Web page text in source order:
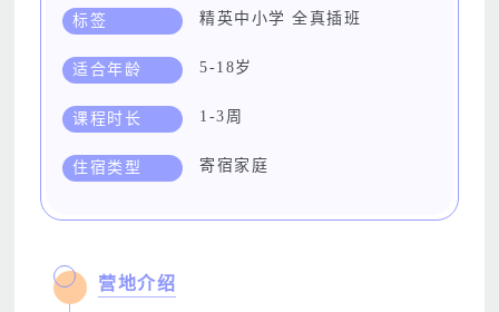
标签 精英中小学 全真插班
适合年龄 5-18岁
课程时长 1-3周
住宿类型 寄宿家庭
营地介绍